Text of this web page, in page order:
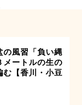
の風習「負い縄
ートルの生の
む【香川・小豆